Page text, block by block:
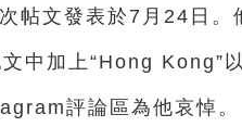
帖文發表於7月24日。
中加上“Hong Kong”
評論區為他哀悼。